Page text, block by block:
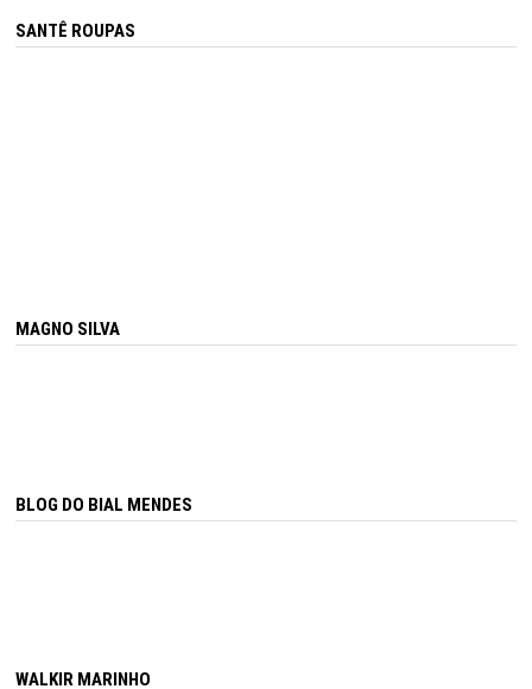
SANTÊ ROUPAS
MAGNO SILVA
BLOG DO BIAL MENDES
WALKIR MARINHO